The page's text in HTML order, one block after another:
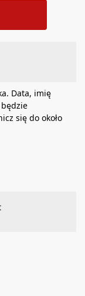
Data, imię
będzie
się do około